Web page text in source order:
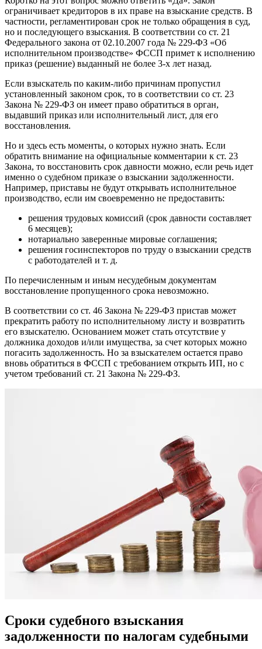
ограничивает кредиторов в их праве на взыскание средств. В
частности, регламентирован срок не только обращения в суд,
но и последующего взыскания. В соответствии со ст. 21
Федерального закона от 02.10.2007 года № 229-ФЗ «Об
исполнительном производстве» ФССП примет к исполнению
приказ (решение) выданный не более 3-х лет назад.
Если взыскатель по каким-либо причинам пропустил
установленный законом срок, то в соответствии со ст. 23
Закона № 229-ФЗ он имеет право обратиться в орган,
выдавший приказ или исполнительный лист, для его
восстановления.
Но и здесь есть моменты, о которых нужно знать. Если
обратить внимание на официальные комментарии к ст. 23
Закона, то восстановить срок давности можно, если речь идет
именно о судебном приказе о взыскании задолженности.
Например, приставы не будут открывать исполнительное
производство, если им своевременно не предоставить:
решения трудовых комиссий (срок давности составляет
6 месяцев);
нотариально заверенные мировые соглашения;
решения госинспекторов по труду о взыскании средств
с работодателей и т. д.
По перечисленным и иным несудебным документам
восстановление пропущенного срока невозможно.
В соответствии со ст. 46 Закона № 229-ФЗ пристав может
прекратить работу по исполнительному листу и возвратить
его взыскателю. Основанием может стать отсутствие у
должника доходов и/или имущества, за счет которых можно
погасить задолженность. Но за взыскателем остается право
вновь обратиться в ФССП с требованием открыть ИП, но с
учетом требований ст. 21 Закона № 229-ФЗ.
Сроки судебного взыскания
задолженности по налогам судебными